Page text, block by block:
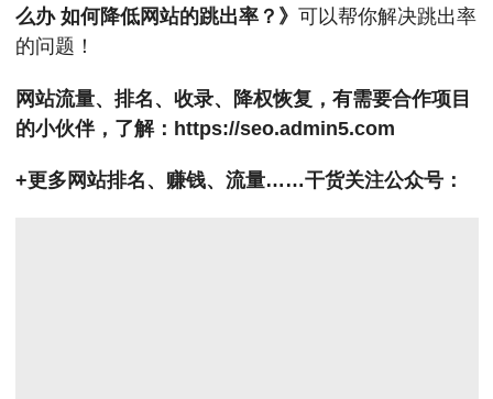
么办 如何降低网站的跳出率？》 可以帮你解决跳出率
的问题！
网站流量、排名、收录、降权恢复，有需要合作项目
的小伙伴，了解： https://seo.admin5.com
+更多网站排名、赚钱、流量……干货关注公众号：